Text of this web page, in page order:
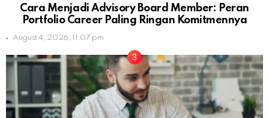
Cara Menjadi Advisory Board Member: Peran
Portfolio Career Paling Ringan Komitmennya
August 4, 2026, 11:07 pm